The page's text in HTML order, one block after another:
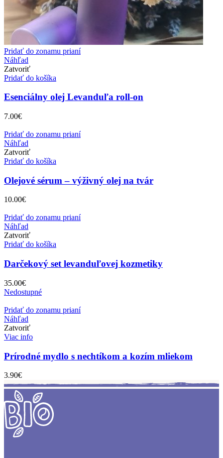
Pridať do zonamu prianí
Náhľad
Zatvoriť
Pridať do košíka
Esenciálny olej Levanduľa roll-on
7.00€
Pridať do zonamu prianí
Náhľad
Zatvoriť
Pridať do košíka
Olejové sérum – výživný olej na tvár
10.00€
Pridať do zonamu prianí
Náhľad
Zatvoriť
Pridať do košíka
Darčekový set levanduľovej kozmetiky
35.00€
Nedostupné
Pridať do zonamu prianí
Náhľad
Zatvoriť
Viac info
Prírodné mydlo s nechtíkom a kozím mliekom
3.90€